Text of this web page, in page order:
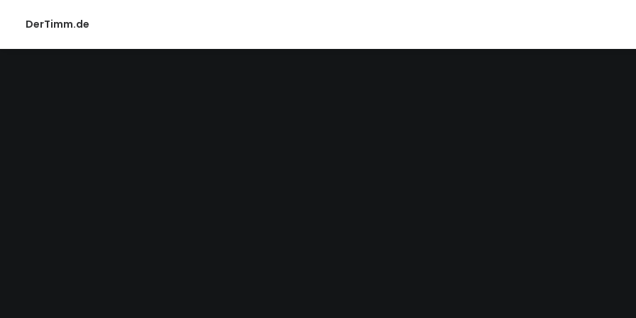
DerTimm.de